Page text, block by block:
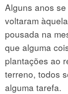
Alguns anos
volta­ram
pousada na
que alguma
plantações ao
terreno, todos
alguma tarefa.